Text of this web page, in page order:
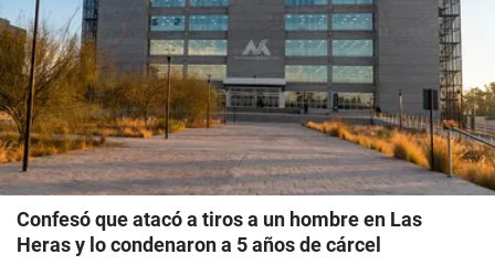
Confesó que atacó a tiros a un hombre en Las
Heras y lo condenaron a 5 años de cárcel